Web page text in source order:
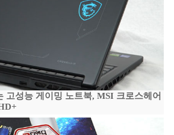
고성능 게이밍 노트북, MSI 크로스헤어